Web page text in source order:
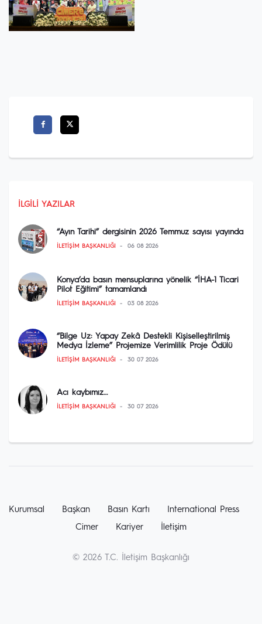
İLGILI YAZILAR
“Ayın Tarihi” dergisinin 2026 Temmuz sayısı yayında
İLETIŞIM BAŞKANLIĞI 06 08 2026
Konya’da basın mensuplarına yönelik “İHA-1 Ticari
Pilot Eğitimi” tamamlandı
İLETIŞIM BAŞKANLIĞI 03 08 2026
“Bilge Uz: Yapay Zekâ Destekli Kişiselleştirilmiş
Medya İzleme” Projemize Verimlilik Proje Ödülü
İLETIŞIM BAŞKANLIĞI 30 07 2026
Acı kaybımız…
İLETIŞIM BAŞKANLIĞI 30 07 2026
Kurumsal Başkan Basın Kartı
International Press
Cimer
Kariyer İletişim
© 2026 T.C. İletişim Başkanlığı